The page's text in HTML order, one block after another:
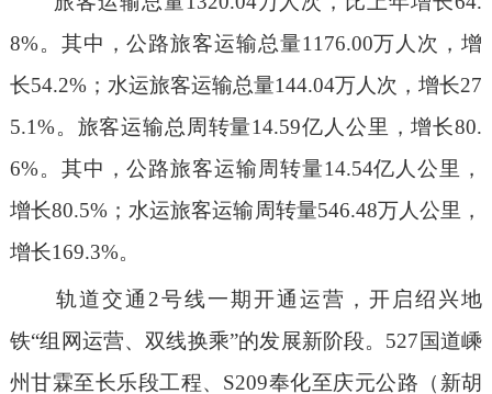
8%。其中，公路旅客运输总量1176.00万人次，增
长54.2%；水运旅客运输总量144.04万人次，增长27
5.1%。旅客运输总周转量14.59亿人公里，增长80.
6%。其中，公路旅客运输周转量14.54亿人公里，
增长80.5%；水运旅客运输周转量546.48万人公里，
增长169.3%。
轨道交通2号线一期开通运营，开启绍兴地
铁“组网运营、双线换乘”的发展新阶段。527国道嵊
州甘霖至长乐段工程、S209奉化至庆元公路（新胡